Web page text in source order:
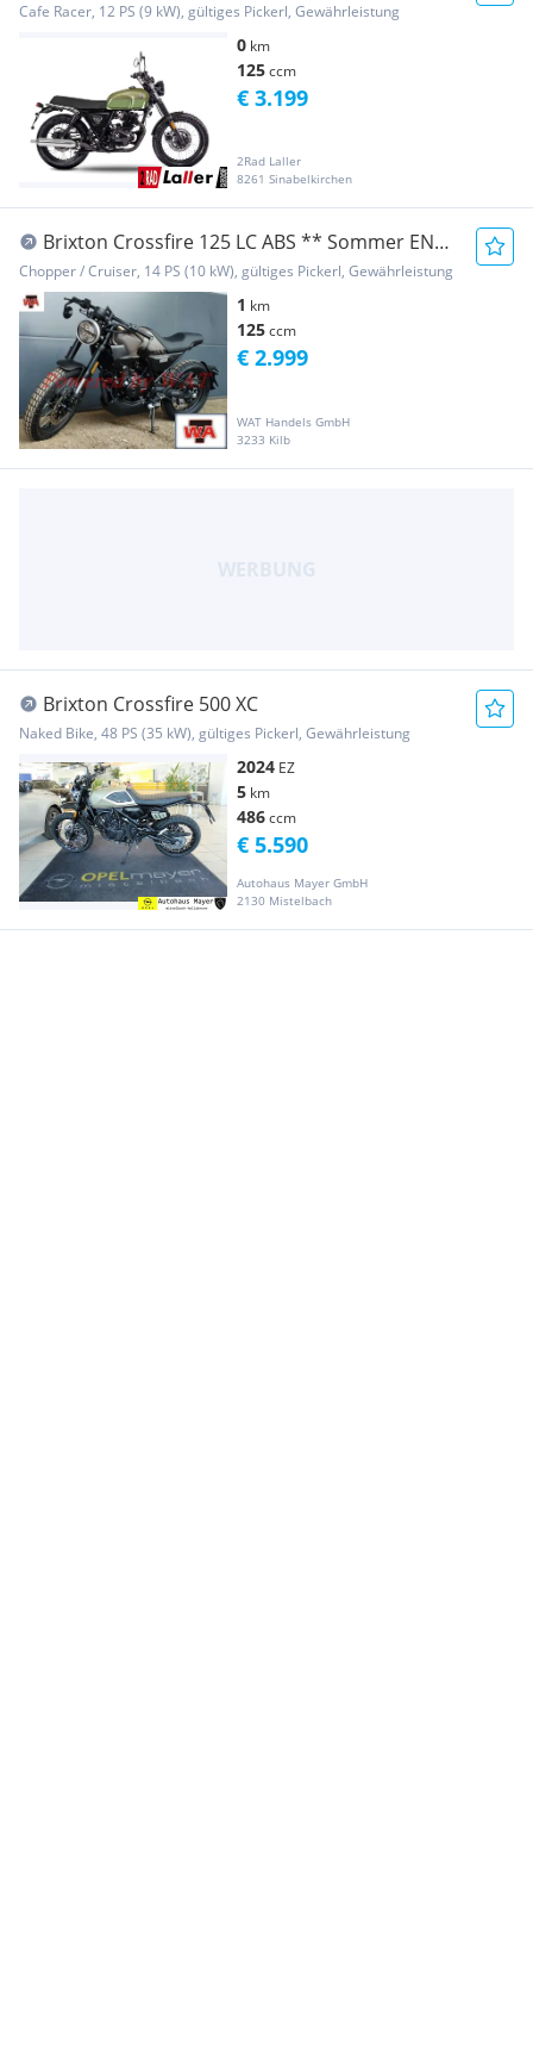
Cafe Racer, 12 PS (9 kW), gültiges Pickerl, Gewährleistung
0 km
125ccm
2Rad Laller
8261 Sinabelkirchen
€ 3.199
Brixton Crossfire 125 LC ABS ** Sommer END -
AKTION ** Gültig bis 26.10.2025 und solange
Verfügbar !! ** Das NEUE Crossfire Bike mit
unverkennbarem Design ** Sei SCHNELL und
sichere DIR eines der wenigen Verfügbaren
Fahrzeugen !! ** Finanzierung möglich! ** Aktion
statt 3999€ um nur %%%
Chopper / Cruiser, 14 PS (10 kW), gültiges Pickerl, Gewährleistung
1 km
125ccm
WAT Handels GmbH
3233 Kilb
€ 2.999
Brixton Crossfire 500 XC
Naked Bike, 48 PS (35 kW), gültiges Pickerl, Gewährleistung
2024 EZ
5 km
486ccm
Autohaus Mayer GmbH
2130 Mistelbach
€ 5.590